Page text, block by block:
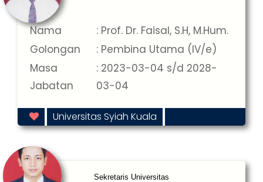
Nama
: Prof. Dr. Faisal, S.H, M.Hum.
Golongan
: Pembina Utama (IV/e)
Masa
Jabatan
: 2023-03-04 s/d 2028-
03-04
Universitas Syiah Kuala
Sekretaris Universitas